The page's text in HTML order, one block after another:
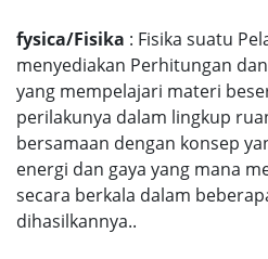
fysica/Fisika : Fisika suatu
menyediakan Perhitungan
yang mempelajari materi
perilakunya dalam lingkup
bersamaan dengan konsep
energi dan gaya yang mana
secara berkala dalam
dihasilkannya..